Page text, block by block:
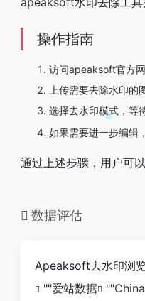
操作指南
访问apeaksoft官方
上传需要去除水印的
选择去水印模式，等
如果需要进一步编辑
通过上述步骤，用户可
数据评估
Apeaksoft去水印浏
""爱站数据 ""